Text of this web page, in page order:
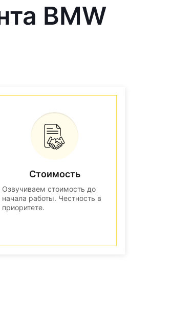
BMW
Стоимость
Озвучиваем стоимость до
начала работы. Честность в
приоритете.